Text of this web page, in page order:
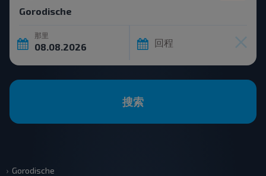
那里
回程
搜索
Gorodische